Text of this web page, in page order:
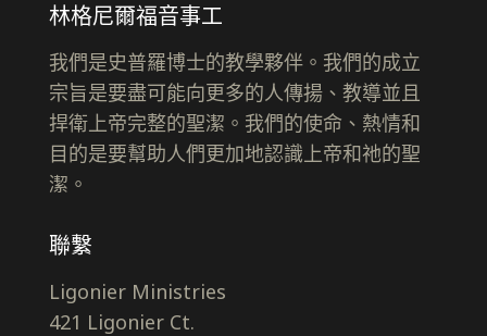
林格尼爾福音事工
我們是史普羅博士的教學夥伴。我們的成立
宗旨是要盡可能向更多的人傳揚、教導並且
捍衛上帝完整的聖潔。我們的使命、熱情和
目的是要幫助人們更加地認識上帝和祂的聖
潔。
聯繫
Ligonier Ministries
421 Ligonier Ct.